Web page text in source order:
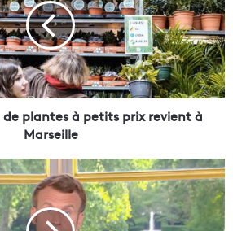
plantes à petits prix revient à
Marseille